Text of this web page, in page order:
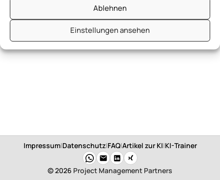
Ablehnen
Einstellungen ansehen
Impressum|Datenschutz|FAQ|Artikel zur KI|KI-Trainer
© 2026 Project Management Partners